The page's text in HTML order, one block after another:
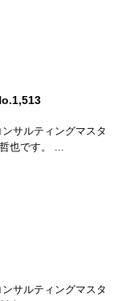
サルティングマスタ
也です。 ...
サルティングマスタ